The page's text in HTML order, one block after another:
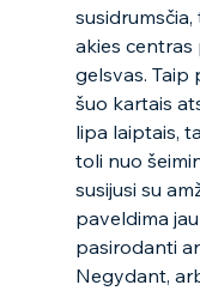
akies centras
gelsvas. Taip
šuo kartais
lipa laiptais,
toli nuo
susijusi su
paveldima
pasirodanti
Negydant,